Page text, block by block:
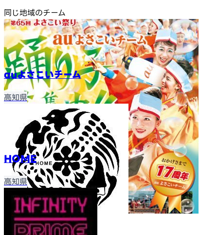
同じ地域のチーム
auよさこいチーム
高知県
HOME
高知県